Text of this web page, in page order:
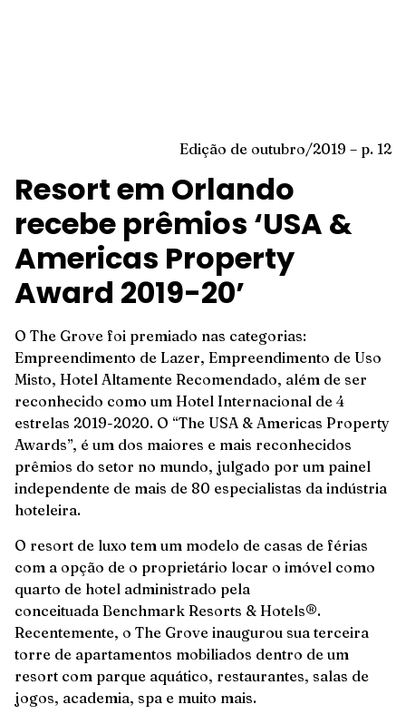
Edição de outubro/2019 – p. 12
Resort em Orlando
recebe prêmios ‘USA &
Americas Property
Award 2019-20’
O The Grove foi premiado nas categorias:
Empreendimento de Lazer, Empreendimento de Uso
Misto, Hotel Altamente Recomendado, além de ser
reconhecido como um Hotel Internacional de 4
estrelas 2019-2020. O “The USA & Americas Property
Awards”, é um dos maiores e mais reconhecidos
prêmios do setor no mundo, julgado por um painel
independente de mais de 80 especialistas da indústria
hoteleira.
O resort de luxo tem um modelo de casas de férias
com a opção de o proprietário locar o imóvel como
quarto de hotel administrado pela
conceituada Benchmark Resorts & Hotels®.
Recentemente, o The Grove inaugurou sua terceira
torre de apartamentos mobiliados dentro de um
resort com parque aquático, restaurantes, salas de
jogos, academia, spa e muito mais.